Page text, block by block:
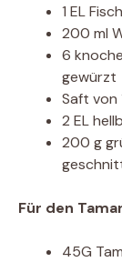
1 EL
200 ml
6
gewürzt
Saft von
2 EL
200 g
Für den
45G